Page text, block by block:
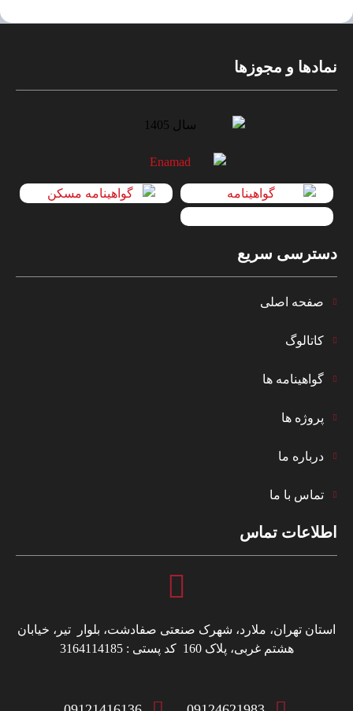
نمادها و مجوزها
دسترسی سریع
صفحه اصلی
کاتالوگ
گواهینامه ها
پروژه ها
درباره ما
تماس با ما
اطلاعات تماس
استان تهران، ملارد، شهرک صنعتی صفادشت، بلوار تیر، خیابان
هشتم غربی، پلاک 160 کد پستی : 3164114185